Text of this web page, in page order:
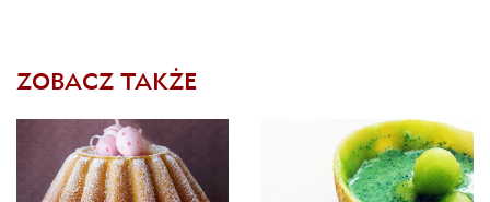
ZOBACZ TAKŻE